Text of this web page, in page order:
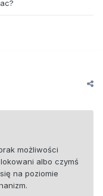
możliwości
albo czymś
na poziomie